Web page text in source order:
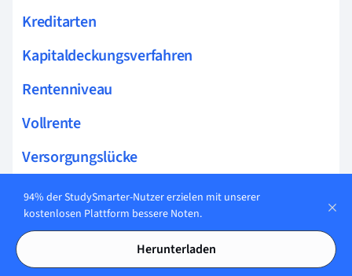
Kreditarten
Kapitaldeckungsverfahren
Rentenniveau
Vollrente
Versorgungslücke
Bürgschaft
Tilgungsplan
Teilrente
94% der StudySmarter-Nutzer erzielen mit unserer
kostenlosen Plattform bessere Noten.
Herunterladen